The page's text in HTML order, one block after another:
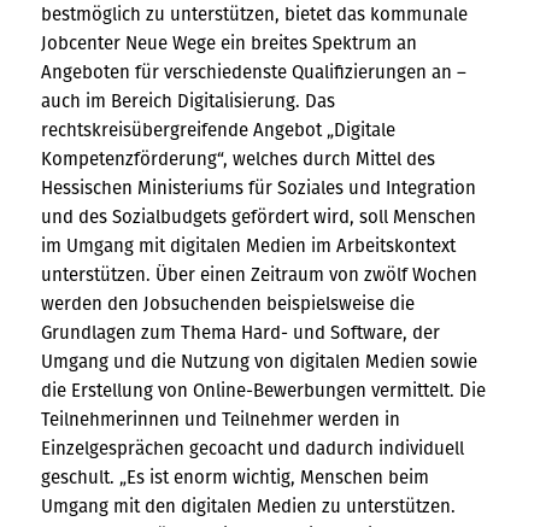
bestmöglich zu unterstützen, bietet das kommunale
Jobcenter Neue Wege ein breites Spektrum an
Angeboten für verschiedenste Qualifizierungen an –
auch im Bereich Digitalisierung. Das
rechtskreisübergreifende Angebot „Digitale
Kompetenzförderung“, welches durch Mittel des
Hessischen Ministeriums für Soziales und Integration
und des Sozialbudgets gefördert wird, soll Menschen
im Umgang mit digitalen Medien im Arbeitskontext
unterstützen. Über einen Zeitraum von zwölf Wochen
werden den Jobsuchenden beispielsweise die
Grundlagen zum Thema Hard- und Software, der
Umgang und die Nutzung von digitalen Medien sowie
die Erstellung von Online-Bewerbungen vermittelt. Die
Teilnehmerinnen und Teilnehmer werden in
Einzelgesprächen gecoacht und dadurch individuell
geschult. „Es ist enorm wichtig, Menschen beim
Umgang mit den digitalen Medien zu unterstützen.